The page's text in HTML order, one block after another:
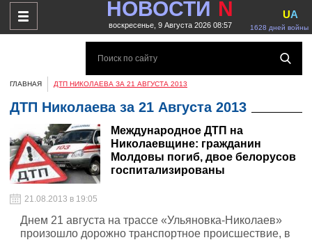
НОВОСТИ N
воскресенье, 9 Августа 2026 08:57 1628 дней войны
UA
ГЛАВНАЯ ДТП НИКОЛАЕВА ЗА 21 АВГУСТА 2013
ДТП Николаева за 21 Августа 2013
Международное ДТП на
Николаевщине: гражданин
Молдовы погиб, двое белорусов
госпитализированы
21.08.2013 в 19:05
Днем 21 августа на трассе «Ульяновка-Николаев»
произошло дорожно транспортное происшествие, в